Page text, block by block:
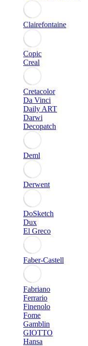
Clairefontaine
Copic
Creal
Cretacolor
Da Vinci
Daily ART
Darwi
Decopatch
Deml
Derwent
DoSketch
Dux
El Greco
Faber-Castell
Fabriano
Ferrario
Finenolo
Fome
Gamblin
GIOTTO
Hansa